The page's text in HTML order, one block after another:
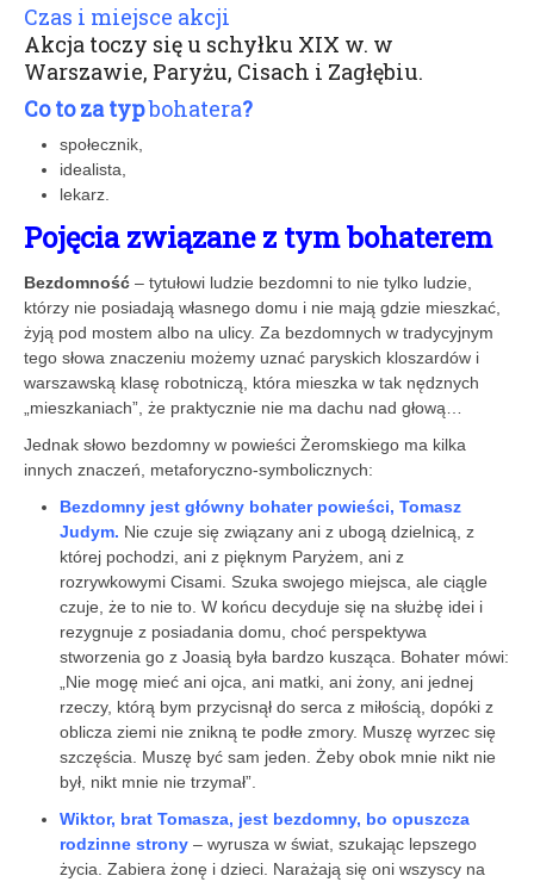
Czas i miejsce akcji
Akcja toczy się u schyłku XIX w. w
Warszawie, Paryżu, Cisach i Zagłębiu.
Co to za typbohatera?
społecznik,
idealista,
lekarz.
Pojęcia związane z tym bohaterem
Bezdomność – tytułowi ludzie bezdomni to nie tylko ludzie,
którzy nie posiadają własnego domu i nie mają gdzie mieszkać,
żyją pod mostem albo na ulicy. Za bezdomnych w tradycyjnym
tego słowa znaczeniu możemy uznać paryskich kloszardów i
warszawską klasę robotniczą, która mieszka w tak nędznych
„mieszkaniach”, że praktycznie nie ma dachu nad głową…
Jednak słowo bezdomny w powieści Żeromskiego ma kilka
innych znaczeń, metaforyczno-symbolicznych:
Bezdomny jest główny bohater powieści, Tomasz
Judym. Nie czuje się związany ani z ubogą dzielnicą, z
której pochodzi, ani z pięknym Paryżem, ani z
rozrywkowymi Cisami. Szuka swojego miejsca, ale ciągle
czuje, że to nie to. W końcu decyduje się na służbę idei i
rezygnuje z posiadania domu, choć perspektywa
stworzenia go z Joasią była bardzo kusząca. Bohater mówi:
„Nie mogę mieć ani ojca, ani matki, ani żony, ani jednej
rzeczy, którą bym przycisnął do serca z miłoś­cią, dopóki z
oblicza ziemi nie znikną te podłe zmory. Muszę wyrzec się
szczęścia. Muszę być sam jeden. Żeby obok mnie nikt nie
był, nikt mnie nie trzymał”.
Wiktor, brat Tomasza, jest bezdomny, bo opuszcza
rodzinne strony – wyrusza w świat, szukając lepszego
życia. Zabiera żonę i dzieci. Narażają się oni wszyscy na